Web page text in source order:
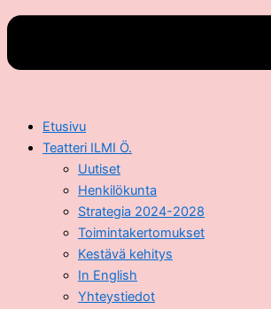
Etusivu
Teatteri ILMI Ö.
Uutiset
Henkilökunta
Strategia 2024-2028
Toimintakertomukset
Kestävä kehitys
In English
Yhteystiedot